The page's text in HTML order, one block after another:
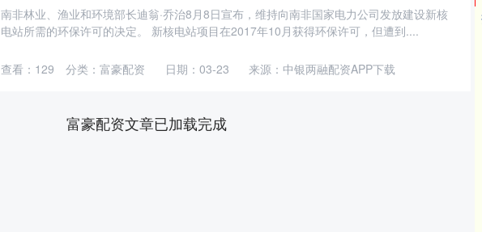
南非林业、渔业和环境部长迪翁·乔治8月8日宣布，维持向南非国家电力公司发放建设新核
电站所需的环保许可的决定。 新核电站项目在2017年10月获得环保许可，但遭到....
日期：03-23 来源：中银两融配资APP下载
查看： 129 分类： 富豪配资
富豪配资文章已加载完成